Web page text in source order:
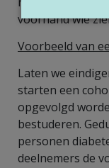
voorhand wie
Voorbeeld van
Laten we
starten een
opgevolgd
bestuderen.
personen
deelnemers de